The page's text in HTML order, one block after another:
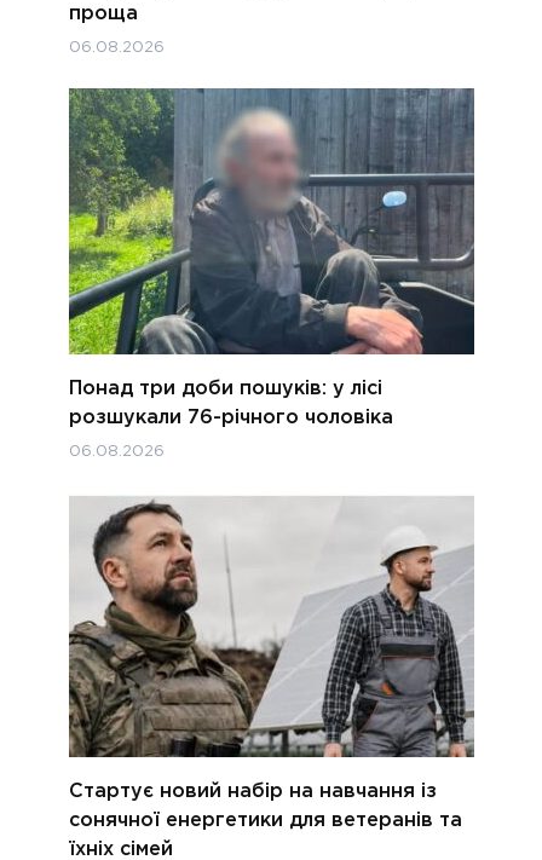
проща
06.08.2026
Понад три доби пошуків: у лісі
розшукали 76-річного чоловіка
06.08.2026
Стартує новий набір на навчання із
сонячної енергетики для ветеранів та
їхніх сімей